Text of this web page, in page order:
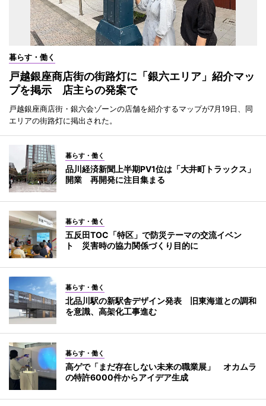
暮らす・働く
戸越銀座商店街の街路灯に「銀六エリア」紹介マッ
プを掲示 店主らの発案で
戸越銀座商店街・銀六会ゾーンの店舗を紹介するマップが7月19日、同
エリアの街路灯に掲出された。
暮らす・働く
品川経済新聞上半期PV1位は「大井町トラックス」
開業 再開発に注目集まる
暮らす・働く
五反田TOC「特区」で防災テーマの交流イベン
ト 災害時の協力関係づくり目的に
暮らす・働く
北品川駅の新駅舎デザイン発表 旧東海道との調和
を意識、高架化工事進む
暮らす・働く
高ゲで「まだ存在しない未来の職業展」 オカムラ
の特許6000件からアイデア生成